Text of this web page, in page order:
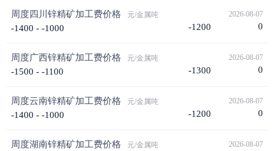
周度四川锌精矿加工费价格 元/金属吨
-1400 - -1000 -1200
2026-08-07
0
周度广西锌精矿加工费价格 元/金属吨
-1500 - -1100 -1300
2026-08-07
0
周度云南锌精矿加工费价格 元/金属吨
-1400 - -1000 -1200
2026-08-07
0
周度湖南锌精矿加工费价格 元/金属吨 2026-08-07